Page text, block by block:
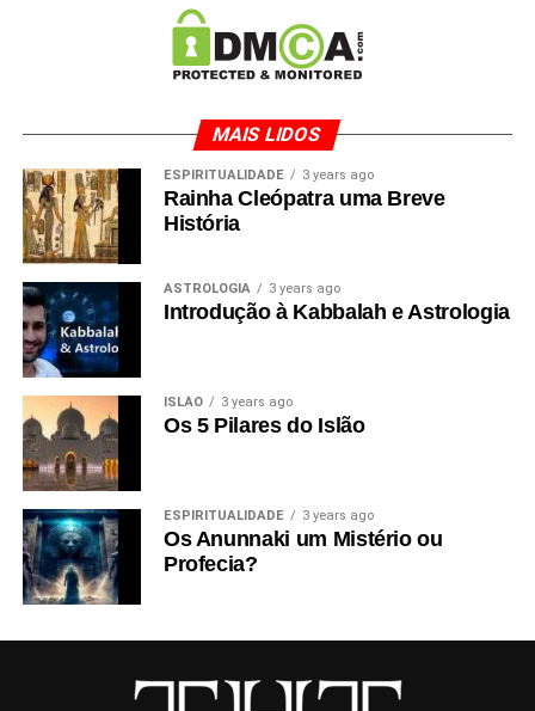
MAIS LIDOS
ESPIRITUALIDADE 3 years ago
Rainha Cleópatra uma Breve
História
ASTROLOGIA 3 years ago
Introdução à Kabbalah e Astrologia
ISLÃO 3 years ago
Os 5 Pilares do Islão
ESPIRITUALIDADE 3 years ago
Os Anunnaki um Mistério ou
Profecia?